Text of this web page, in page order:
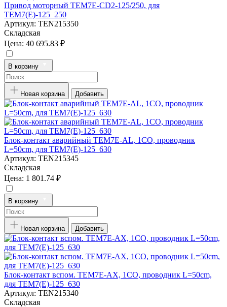
Привод моторный TEM7E-CD2-125/250, для
TEM7(E)-125_250
Артикул: TEN215350
Складская
Цена: 40 695.83 ₽
В корзину
Новая корзина Добавить
Блок-контакт аварийный TEM7E-AL, 1CO, проводник
L=50cm, для TEM7(E)-125_630
Артикул: TEN215345
Складская
Цена: 1 801.74 ₽
В корзину
Новая корзина Добавить
Блок-контакт вспом. TEM7E-AX, 1CO, проводник L=50cm,
для TEM7(E)-125_630
Артикул: TEN215340
Складская